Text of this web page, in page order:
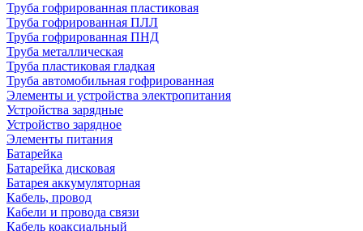
Труба гофрированная пластиковая
Труба гофрированная ПЛЛ
Труба гофрированная ПНД
Труба металлическая
Труба пластиковая гладкая
Труба автомобильная гофрированная
Элементы и устройства электропитания
Устройства зарядные
Устройство зарядное
Элементы питания
Батарейка
Батарейка дисковая
Батарея аккумуляторная
Кабель, провод
Кабели и провода связи
Кабель коаксиальный